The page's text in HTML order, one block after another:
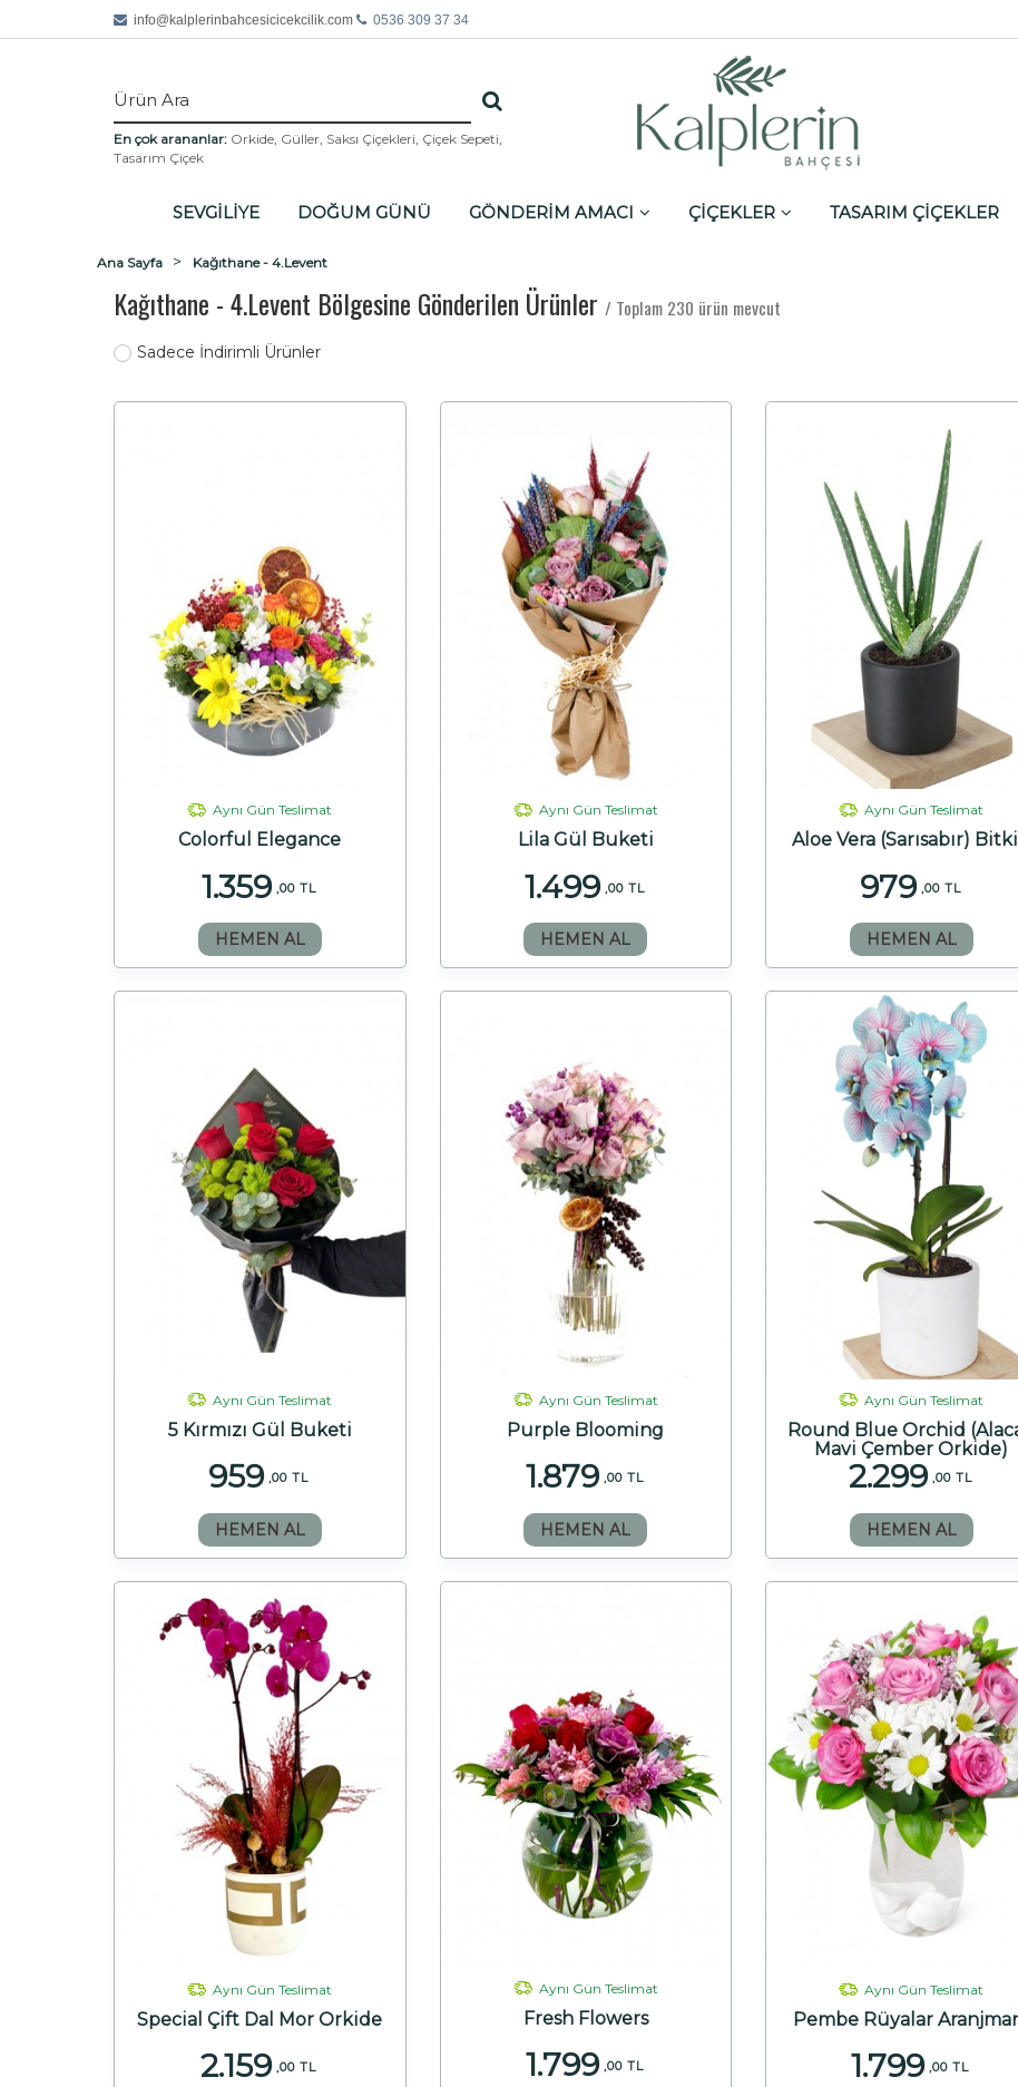
info@ kalplerinbahcesicicekcilik.com 0536 309 37 34
En çok arananlar: Orkide Güller Saksı Çiçekleri Çiçek Sepeti
Tasarım Çiçek
SEVGİLİYE DOĞUM GÜNÜ GÖNDERİM AMACI ÇİÇEKLER TASARIM ÇİÇEKLER
Ana Sayfa Kağıthane - 4.Levent
Kağıthane - 4.Levent Bölgesine Gönderilen Ürünler / Toplam 230 ürün mevcut
Sadece İndirimli Ürünler
Aynı Gün Teslimat
Colorful Elegance
1.359 ,00 TL
HEMEN AL
Aynı Gün Teslimat
Lila Gül Buketi
1.499 ,00 TL
HEMEN AL
Aynı Gün Teslimat
Aloe Vera (Sarısabır)
979 ,00 TL
HEMEN AL
Aynı Gün Teslimat
5 Kırmızı Gül Buketi
959 ,00 TL
HEMEN AL
Aynı Gün Teslimat
Purple Blooming
1.879 ,00 TL
HEMEN AL
Aynı Gün Teslimat
Round Blue Orchid
Mavi Çember Orkide)
2.299 ,00 TL
HEMEN AL
Aynı Gün Teslimat
Special Çift Dal Mor Orkide
2.159 ,00 TL
Aynı Gün Teslimat
Fresh Flowers
1.799 ,00 TL
Aynı Gün Teslimat
Pembe Rüyalar
1.799 ,00 TL